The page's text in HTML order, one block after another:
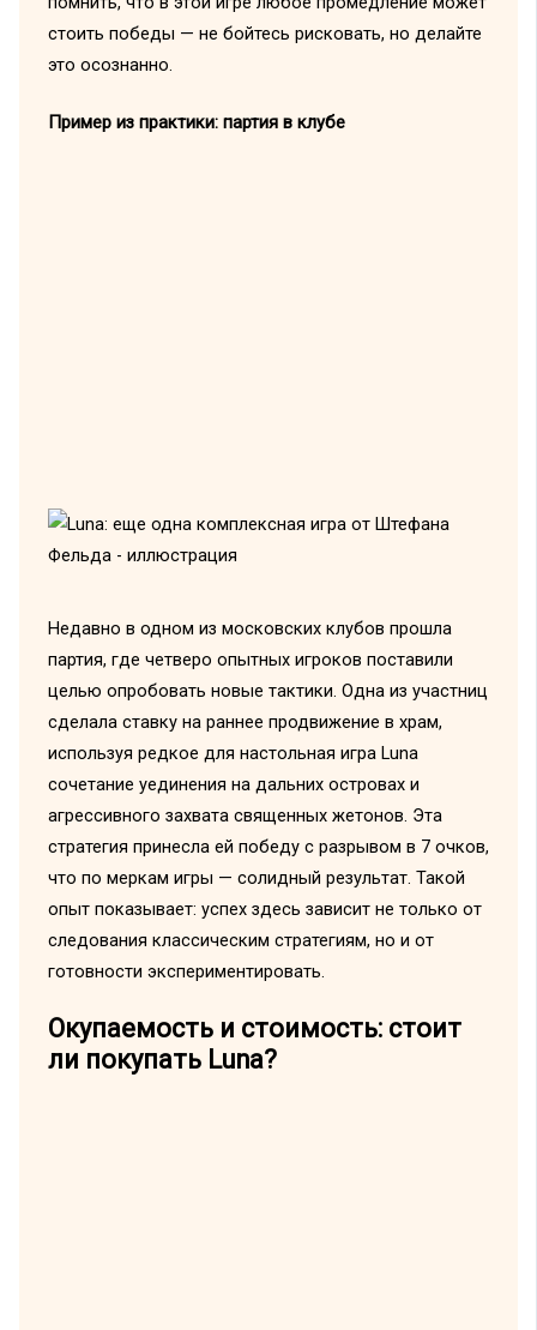
стоить победы — не бойтесь рисковать, но делайте
это осознанно.
Пример из практики: партия в клубе
Недавно в одном из московских клубов прошла
партия, где четверо опытных игроков поставили
целью опробовать новые тактики. Одна из участниц
сделала ставку на раннее продвижение в храм,
используя редкое для настольная игра Luna
сочетание уединения на дальних островах и
агрессивного захвата священных жетонов. Эта
стратегия принесла ей победу с разрывом в 7 очков,
что по меркам игры — солидный результат. Такой
опыт показывает: успех здесь зависит не только от
следования классическим стратегиям, но и от
готовности экспериментировать.
Окупаемость и стоимость: стоит
ли покупать Luna?